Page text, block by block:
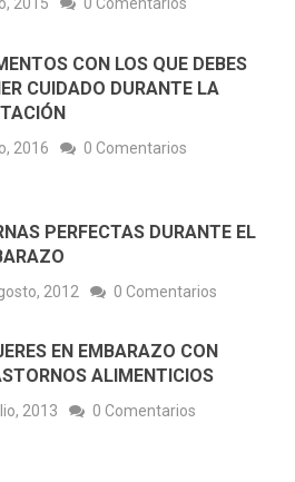
CON LOS QUE DEBES
CUIDADO DURANTE LA
2016 0 Comentarios
PERFECTAS DURANTE EL
2012 0 Comentarios
EN EMBARAZO CON
ALIMENTICIOS
2013 0 Comentarios